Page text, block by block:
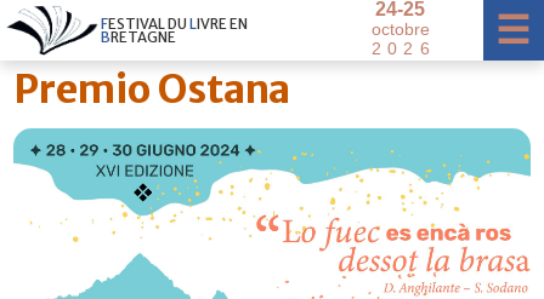
FESTIVALDU LIVREEN
BRETAGNE
24-25
octobre
20 2 6 ☰
×
Premio Ostana